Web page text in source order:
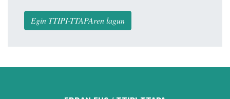
Egin TTIPI-TTAPAren lagun